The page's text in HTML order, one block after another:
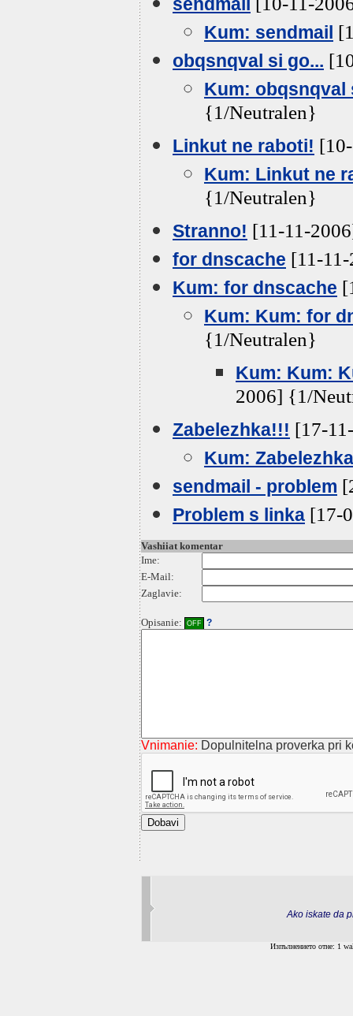
Kum: sendmail
obqsnqval si go...
Kum: obqsnqval
{1/Neutralen}
Linkut ne raboti!
Kum: Linkut ne
{1/Neutralen}
Stranno! [11-11-
for dnscache [11-
Kum: for dnscache
Kum: Kum: for
{1/Neutralen}
Kum: Kum:
2006] {1/
Zabelezhka!!! [17-
Kum:
sendmail - problem
Problem s linka [17-
Vashiiat komentar
Ime:
E-Mail:
Zaglavie:
Opisanie: OFF ?
Vnimanie: Dopulnitelna proverka pri
Ako iskate da
Изпълнението отне: 1